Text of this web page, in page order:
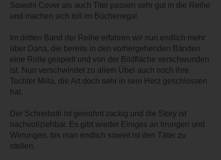
Sowohl Cover als auch Titel passen sehr gut in die Reihe
und machen sich toll im Bücherregal.
Im dritten Band der Reihe erfahren wir nun endlich mehr
über Dana, die bereits in den vorhergehenden Bänden
eine Rolle gespielt und von der Bildfläche verschwunden
ist. Nun verschwindet zu allem Übel auch noch ihre
Tochter Milla, die Art doch sehr in sein Herz geschlossen
hat.
Der Schreibstil ist gewohnt zackig und die Story ist
nachvollziehbar. Es gibt wieder Einiges an Irrungen und
Wirrungen, bis man endlich soweit ist den Täter zu
stellen.